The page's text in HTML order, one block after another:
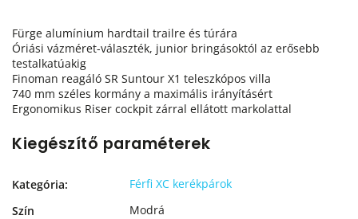
Fürge alumínium hardtail trailre és túrára
Óriási vázméret-választék, junior bringásoktól az erősebb
testalkatúakig
Finoman reagáló SR Suntour X1 teleszkópos villa
740 mm széles kormány a maximális irányításért
Ergonomikus Riser cockpit zárral ellátott markolattal
Kiegészítő paraméterek
Kategória:
Férfi XC kerékpárok
Szín
Modrá